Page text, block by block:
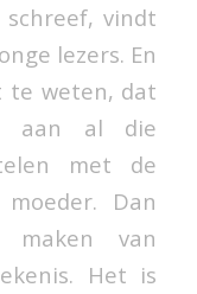
schreef, vindt
lezers. En
te weten, dat
aan al die
met de
Dan
van
Het is